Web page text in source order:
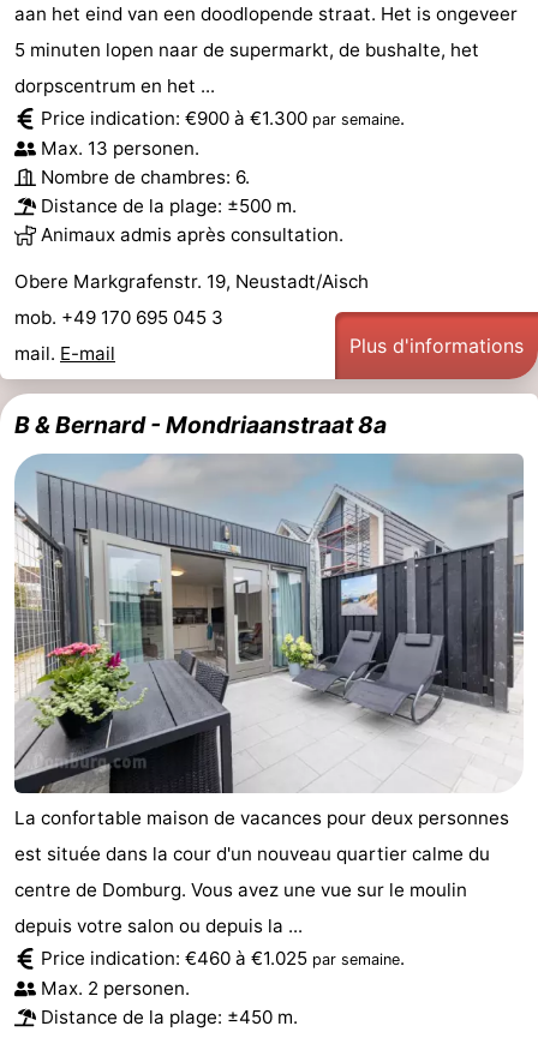
manger
Pratiques
Forum
Route
-
Stationnement
Adresses
Médicales
Région
Zeeland
Schouwen-
Duiveland
Renesse
-
Brouwershaven
-
Bruinisse
-
Zierikzee
-
Nature
Oosterschelde
Burgh
Haamstede
-
Nature
Kop
van
Schouwen
Walcheren
-
Veere
-
Nature
-
aan het eind van een doodlopende straat. Het is ongeveer
5 minuten lopen naar de supermarkt, de bushalte, het
dorpscentrum en het ...
Price indication: €900 à €1.300 par semaine.
Max. 13 personen.
Nombre de chambres: 6.
Distance de la plage: ±500 m.
Animaux admis après consultation.
Obere Markgrafenstr. 19, Neustadt/Aisch
mob. +49 170 695 045 3
mail. E-mail Plus d'informations
B & Bernard - Mondriaanstraat 8a
La confortable maison de vacances pour deux personnes
est située dans la cour d'un nouveau quartier calme du
centre de Domburg. Vous avez une vue sur le moulin
depuis votre salon ou depuis la ...
Price indication: €460 à €1.025 par semaine.
Max. 2 personen.
Distance de la plage: ±450 m.